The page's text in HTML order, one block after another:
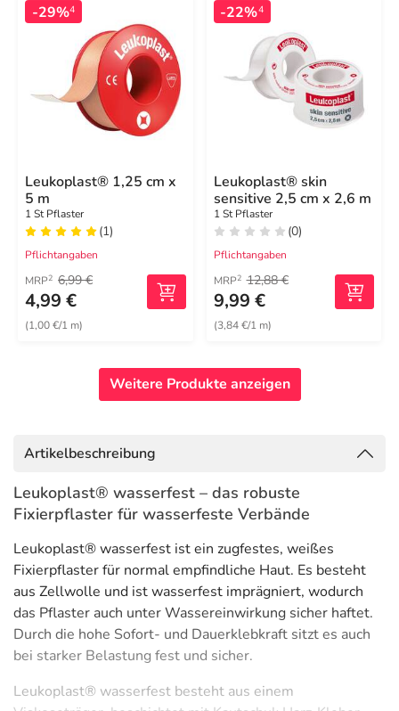
-29%4
Leukoplast® 1,25 cm x
5 m
1 St Pflaster
(1)
Pflichtangaben
MRP2 6,99 €
4,99 €
(1,00 €/1 m)
-22%4
Leukoplast® skin
sensitive 2,5 cm x 2,6 m
1 St Pflaster
(0)
Pflichtangaben
MRP2 12,88 €
9,99 €
(3,84 €/1 m)
Weitere Produkte anzeigen
Artikelbeschreibung
Leukoplast® wasserfest – das robuste
Fixierpflaster für wasserfeste Verbände
Leukoplast® wasserfest ist ein zugfestes, weißes
Fixierpflaster für normal empfindliche Haut. Es besteht
aus Zellwolle und ist wasserfest imprägniert, wodurch
das Pflaster auch unter Wassereinwirkung sicher haftet.
Durch die hohe Sofort- und Dauerklebkraft sitzt es auch
bei starker Belastung fest und sicher.
Leukoplast® wasserfest besteht aus einem